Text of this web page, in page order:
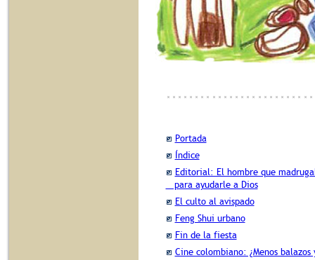
Portada
Índice
Editorial: El hombre que
para ayudarle a Dios
El culto al avispado
Feng Shui urbano
Fin de la fiesta
Cine colombiano: ¿Menos balazos